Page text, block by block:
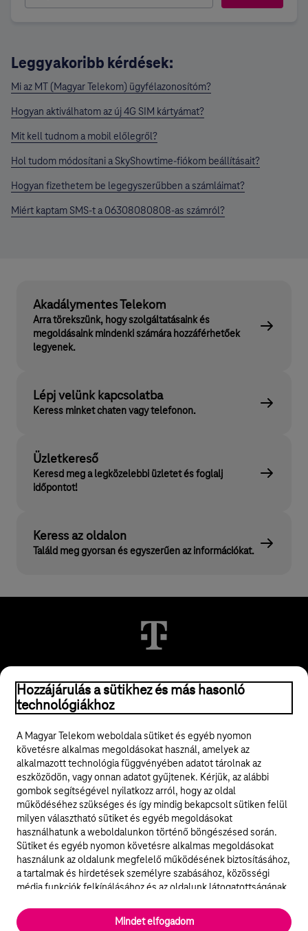
Leggyakoribb kérdések:
Mi az MT (Magyar Telekom) ügyfélazonosítóm?
Hogyan aktiválhatom az új 4G SIM kártyámat?
Mit kell tudnom a mobil előlegről?
Hol tudom módosítani a SkyShowtime-fiókom beállításait?
Hogyan fizethetem be legegyszerűbben a számláimat?
Miért kaptam SMS-t a 06308080808-as számról?
Akadálymentes Telekom
Arra törekszünk, hogy szolgáltatásaink és
megoldásaink mindenki számára hozzáférhetőek
legyenek.
Lépj velünk kapcsolatba
Keress minket chaten vagy telefonon.
Üzletkereső
Keresd meg a legközelebbi üzletet és foglalj
időpontot!
Keress az oldalon
Találd meg gyorsan és egyszerűen az információkat.
© 2026 Magyar Telekom Nyrt.
ÁSZF
Adatvédelem
Felhívások
Közösségi média
Cookie beállítások
Hozzájárulás a sütikhez és más hasonló
technológiákhoz
A Magyar Telekom weboldala sütiket és egyéb nyomon
követésre alkalmas megoldásokat használ, amelyek az
alkalmazott technológia függvényében adatot tárolnak az
eszközödön, vagy onnan adatot gyűjtenek. Kérjük, az alábbi
gombok segítségével nyilatkozz arról, hogy az oldal
működéséhez szükséges és így mindig bekapcsolt sütiken felül
milyen választható sütiket és egyéb megoldásokat
használhatunk a weboldalunkon történő böngészésed során.
Sütiket és egyéb nyomon követésre alkalmas megoldásokat
használunk az oldalunk megfelelő működésének biztosításához,
a tartalmak és hirdetések személyre szabásához, közösségi
média funkciók felkínálásához és az oldalunk látogatottságának
elengedhetetlenek a weboldal működéséhez és nem lehet
Mindet elfogadom